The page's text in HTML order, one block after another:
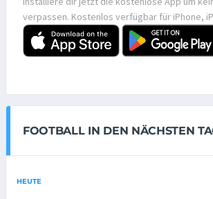
verpassen. Kostenlos verfügbar für iPhone,
FOOTBALL IN DEN NÄCHSTEN
HEUTE